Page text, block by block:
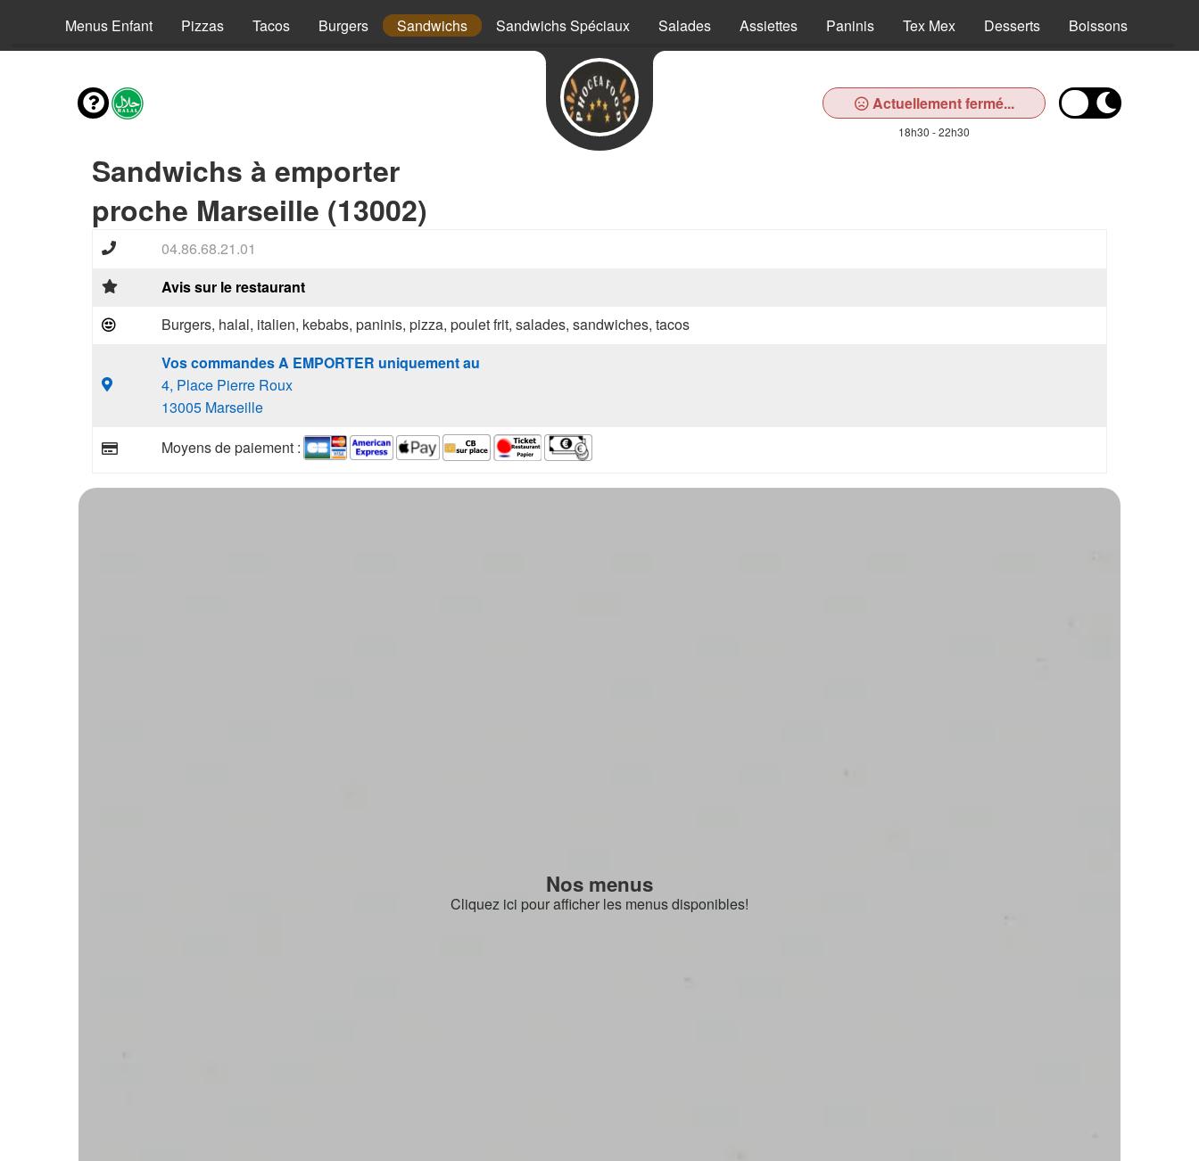
Menus Enfant Pizzas Tacos Burgers Sandwichs Sandwichs Spéciaux Salades Assiettes Paninis Tex Mex Desserts Boissons
Actuellement fermé...
18h30 - 22h30
Sandwichs à emporter
proche Marseille (13002)
04.86.68.21.01
Avis sur le restaurant
Burgers, halal, italien, kebabs, paninis, pizza, poulet frit, salades, sandwiches, tacos
Vos commandes A EMPORTER uniquement au
4, Place Pierre Roux
13005 Marseille
Moyens de paiement :
Nos menus
Cliquez ici pour afficher les menus disponibles!